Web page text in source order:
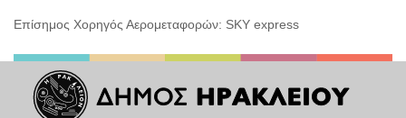
Επίσημος Χορηγός Αερομεταφορών: SKY express